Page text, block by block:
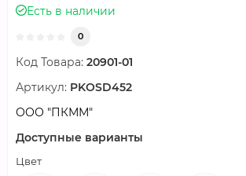
Есть в наличии
0
Код Товара: 20901-01
Артикул: PKOSD452
ООО "ПКММ"
Доступные варианты
Цвет